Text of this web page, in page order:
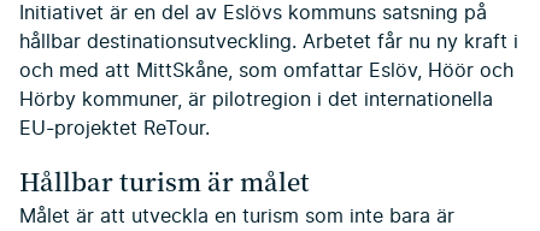
Initiativet är en del av Eslövs kommuns satsning på
hållbar destinationsutveckling. Arbetet får nu ny kraft i
och med att MittSkåne, som omfattar Eslöv, Höör och
Hörby kommuner, är pilotregion i det internationella
EU-projektet ReTour.
Hållbar turism är målet
Målet är att utveckla en turism som inte bara är